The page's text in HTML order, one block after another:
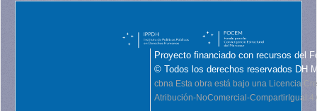
Proyecto financiado con recursos del
© Todos los derechos reservados DH
cbna Esta obra está bajo una Licencia
Atribución-NoComercial-CompartirIgual